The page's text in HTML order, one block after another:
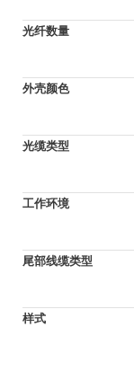
光纤数量
外壳颜色
光缆类型
工作环境
尾部线缆类型
样式